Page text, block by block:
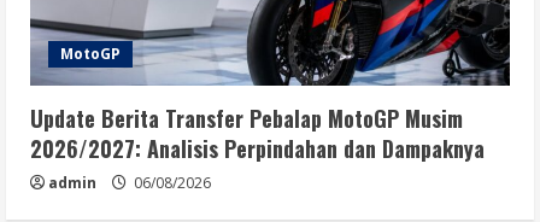
MotoGP
Update Berita Transfer Pebalap MotoGP Musim
2026/2027: Analisis Perpindahan dan Dampaknya
admin 06/08/2026